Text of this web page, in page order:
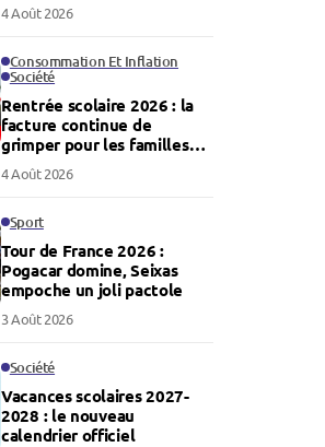
4 Août 2026
Consommation Et Inflation
Société
Rentrée scolaire 2026 : la
facture continue de
grimper pour les familles
françaises
4 Août 2026
Sport
Tour de France 2026 :
Pogacar domine, Seixas
empoche un joli pactole
3 Août 2026
Société
Vacances scolaires 2027-
2028 : le nouveau
calendrier officiel